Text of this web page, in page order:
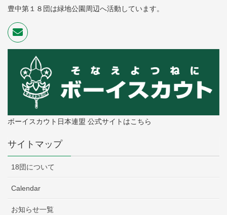
豊中第１８団は緑地公園周辺へ活動しています。
ボーイスカウト日本連盟 公式サイトはこちら
サイトマップ
18団について
Calendar
お知らせ一覧